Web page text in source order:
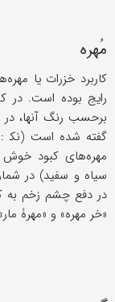
مُهره
کاربرد خزرات یا
رایج بوده است. در
برحسب رنگ آنها،
مهره‌های کبود خوش
سیاه و سفید) در
«خر مهره» و «مهرۀ مار»، ﻧﻜ :